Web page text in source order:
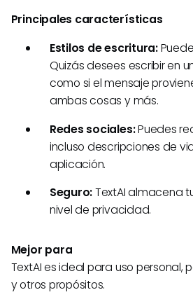
Principales características
Estilos de escritura:
Quizás desees escribir en
como si el mensaje
ambas cosas y más.
Redes sociales:Puedes
incluso descripciones de
aplicación.
Seguro:TextAI almacena
nivel de privacidad.
Mejor para
TextAI es ideal para uso
y otros propósitos.